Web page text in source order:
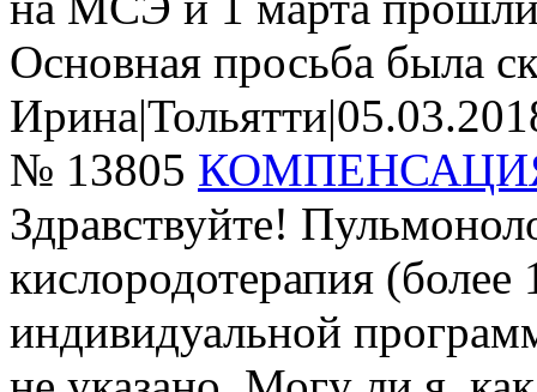
Основная просьба была
Ирина|Тольятти|
№ 13805
Здравствуйте!
кислородотерапия
индивидуальной